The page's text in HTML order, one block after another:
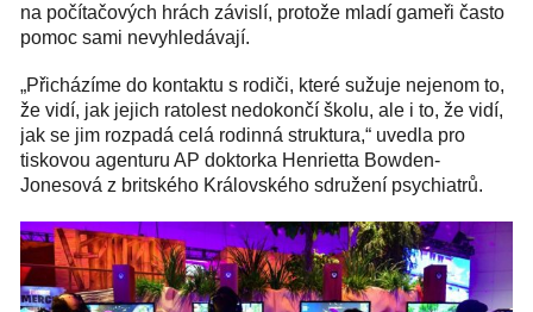
na počítačových hrách závislí, protože mladí gameři často
pomoc sami nevyhledávají.
„Přicházíme do kontaktu s rodiči, které sužuje nejenom to,
že vidí, jak jejich ratolest nedokončí školu, ale i to, že vidí,
jak se jim rozpadá celá rodinná struktura,“ uvedla pro
tiskovou agenturu AP doktorka Henrietta Bowden-
Jonesová z britského Královského sdružení psychiatrů.